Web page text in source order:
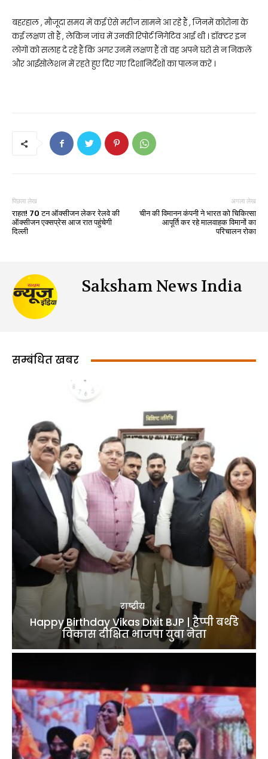
बहरहाल , मौजूदा समय में कई ऐसे मरीज सामने आ रहे हैं , जिनमें कोरोना के
कई लक्षण तो हैं , लेकिन जांच में उनकी रिपोर्ट निगेटिव आई थी । डॉक्टर इन
लोगों को सलाह दे रहे हैं कि अगर उनमें लक्षण हैं तो वह अपने घरों से न निकलें
और आईसोलेशन में रहते हुए दिए गए दिशानिर्देशों का पालन करें ।
पिछला लेख
राहत! 70 टन ऑक्सीजन लेकर रेलवे की
ऑक्सीजन एक्सप्रेस आज रात पहुंचेगी
दिल्ली
अगला लेख
चीन की विमानन कंपनी ने भारत को चिकित्सा
आपूर्ति कर रहे मालवाहक विमानों का
परिचालन रोका
Saksham News India
सम्बंधित खबर
राष्ट्रीय
Happy Birthday Vikas Dixit BJP | हैप्पी बर्थडे
विकास दीक्षित भाजपा युवा नेता